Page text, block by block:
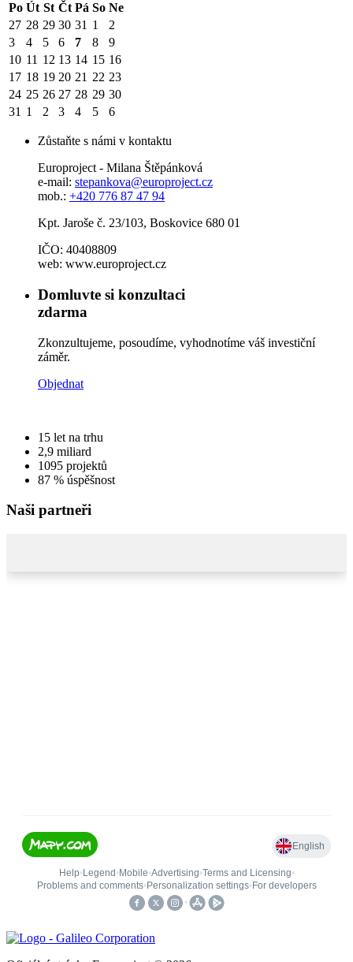
Po Út St Čt Pá So Ne
27 28 29 30 31 1
2
3
4 5 6 7 8
9
10 11 12 13 14 15 16
17 18 19 20 21 22 23
24 25 26 27 28 29 30
31 1 2 3 4 5 6
Zůstaňte s námi v kontaktu
Europroject - Milana Štěpánková
e-mail: stepankova@europroject.cz
mob.: +420 776 87 47 94
Kpt. Jaroše č. 23/103, Boskovice 680 01
IČO: 40408809
web: www.europroject.cz
Domluvte si konzultaci
zdarma
Zkonzultujeme, posoudíme, vyhodnotíme váš investiční
záměr.
Objednat
15 let na trhu
2,9 miliard
1095 projektů
87 % úspěšnost
Naši partneři